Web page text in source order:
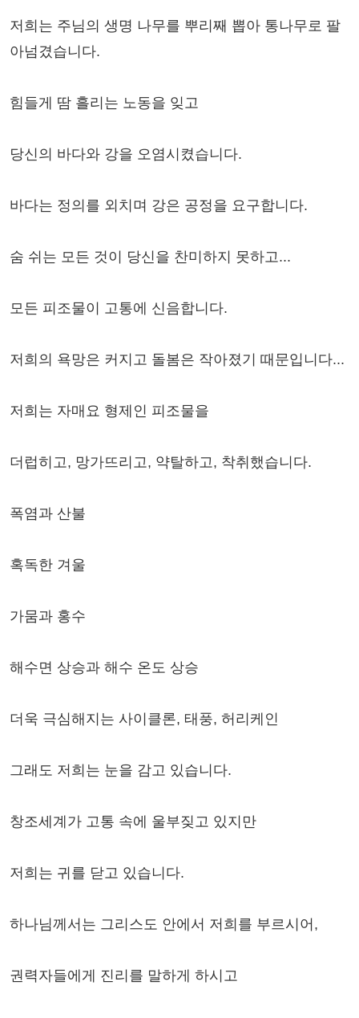
저희는 주님의 생명 나무를 뿌리째 뽑아 통나무로 팔
아넘겼습니다.
힘들게 땀 흘리는 노동을 잊고
당신의 바다와 강을 오염시켰습니다.
바다는 정의를 외치며 강은 공정을 요구합니다.
숨 쉬는 모든 것이 당신을 찬미하지 못하고...
모든 피조물이 고통에 신음합니다.
저희의 욕망은 커지고 돌봄은 작아졌기 때문입니다...
저희는 자매요 형제인 피조물을
더럽히고, 망가뜨리고, 약탈하고, 착취했습니다.
폭염과 산불
혹독한 겨울
가뭄과 홍수
해수면 상승과 해수 온도 상승
더욱 극심해지는 사이클론, 태풍, 허리케인
그래도 저희는 눈을 감고 있습니다.
창조세계가 고통 속에 울부짖고 있지만
저희는 귀를 닫고 있습니다.
하나님께서는 그리스도 안에서 저희를 부르시어,
권력자들에게 진리를 말하게 하시고